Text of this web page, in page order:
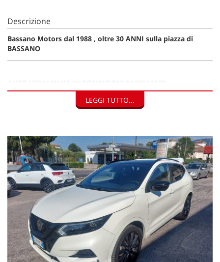
Descrizione
Bassano Motors dal 1988 , oltre 30 ANNI sulla piazza di
BASSANO
UNICO PROPIETARIO
SCADENZA DICEMBRE 2026 ( RIATTIVABILE )
VERSIONE "NTEC" CON CAMBIO AUTOMATICO E TETTO
PANORAMICO
MONTA COPERTURE YOKOHAMA CON CERCHI NERI DA
19" E PNEUMATICI 4 STAGIONI
CINGHIA DI DISTRIBUZIONE SOSTITUITA
20 immagini sul sito WWW.BASSANOMOTORS.IT
LEGGI TUTTO...